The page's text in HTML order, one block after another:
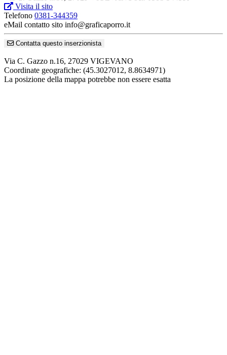
Visita il sito
Telefono 0381-344359
eMail contatto sito info@graficaporro.it
Contatta questo inserzionista
Via C. Gazzo n.16, 27029 VIGEVANO
Coordinate geografiche: (45.3027012, 8.8634971)
La posizione della mappa potrebbe non essere esatta